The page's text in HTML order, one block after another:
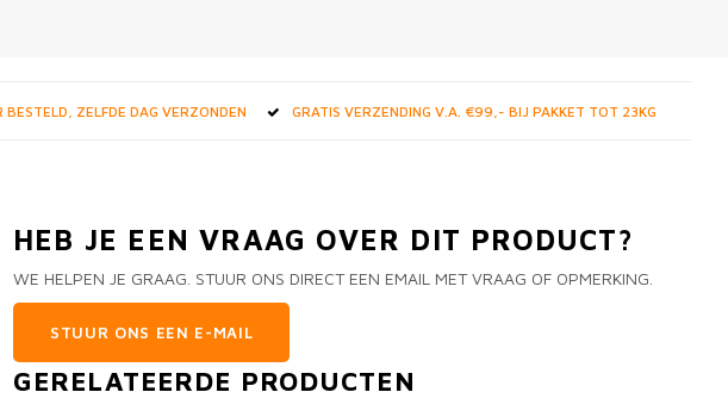
ZELFDE DAG VERZONDEN GRATIS VERZENDING V.A. €99,- BIJ PAKKET TOT 23KG
HEB JE EEN VRAAG OVER DIT PRODUCT?
WE HELPEN JE GRAAG. STUUR ONS DIRECT EEN EMAIL MET VRAAG OF OPMERKING.
STUUR ONS EEN E-MAIL
GERELATEERDE PRODUCTEN